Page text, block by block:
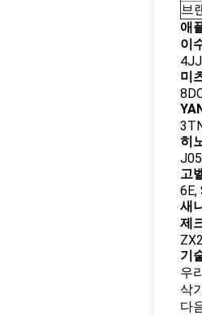
브
애
이
미
히
고
6E,
새
제
기
우
삭
다